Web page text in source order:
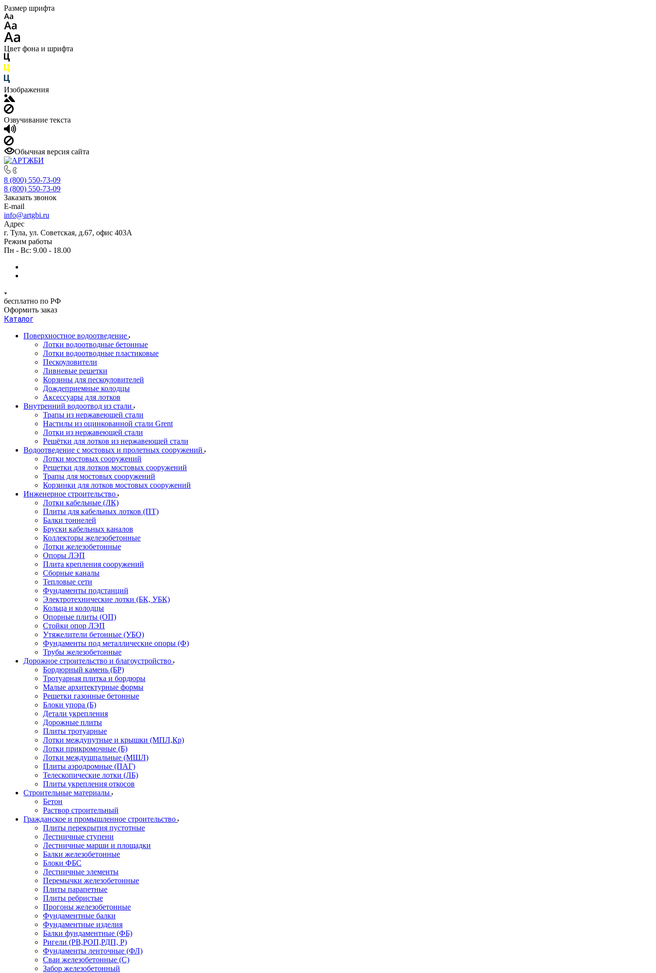
Размер шрифта
Цвет фона и шрифта
Изображения
Озвучивание текста
Обычная версия сайта
8 (800) 550-73-09
8 (800) 550-73-09
Заказать звонок
E-mail
info@artgbi.ru
Адрес
г. Тула, ул. Советская, д.67, офис 403А
Режим работы
Пн - Вс: 9.00 - 18.00
бесплатно по РФ
Оформить заказ
Каталог
Поверхностное водоотведение
Лотки водоотводные бетонные
Лотки водоотводные пластиковые
Пескоуловители
Ливневые решетки
Корзины для пескоуловителей
Дождеприемные колодцы
Аксессуары для лотков
Внутренний водоотвод из стали
Трапы из нержавеющей стали
Настилы из оцинкованной стали Grent
Лотки из нержавеющей стали
Решётки для лотков из нержавеющей стали
Водоотведение с мостовых и пролетных сооружений
Лотки мостовых сооружений
Решетки для лотков мостовых сооружений
Трапы для мостовых сооружений
Корзинки для лотков мостовых сооружений
Инженерное строительство
Лотки кабельные (ЛК)
Плиты для кабельных лотков (ПТ)
Балки тоннелей
Бруски кабельных каналов
Коллекторы железобетонные
Лотки железобетонные
Опоры ЛЭП
Плита крепления сооружений
Сборные каналы
Тепловые сети
Фундаменты подстанций
Электротехнические лотки (БК, УБК)
Кольца и колодцы
Опорные плиты (ОП)
Стойки опор ЛЭП
Утяжелители бетонные (УБО)
Фундаменты под металлические опоры (Ф)
Трубы железобетонные
Дорожное строительство и благоустройство
Бордюрный камень (БР)
Тротуарная плитка и бордюры
Малые архитектурные формы
Решетки газонные бетонные
Блоки упора (Б)
Детали укрепления
Дорожные плиты
Плиты тротуарные
Лотки междупутные и крышки (МПЛ,Кр)
Лотки прикромочные (Б)
Лотки междушпальные (МШЛ)
Плиты аэродромные (ПАГ)
Телескопические лотки (ЛБ)
Плиты укрепления откосов
Строительные материалы
Бетон
Раствор строительный
Гражданское и промышленное строительство
Плиты перекрытия пустотные
Лестничные ступени
Лестничные марши и площадки
Балки железобетонные
Блоки ФБС
Лестничные элементы
Перемычки железобетонные
Плиты парапетные
Плиты ребристые
Прогоны железобетонные
Фундаментные балки
Фундаментные изделия
Балки фундаментные (ФБ)
Ригели (РВ,РОП,РДП, Р)
Фундаменты ленточные (ФЛ)
Сваи железобетонные (С)
Забор железобетонный